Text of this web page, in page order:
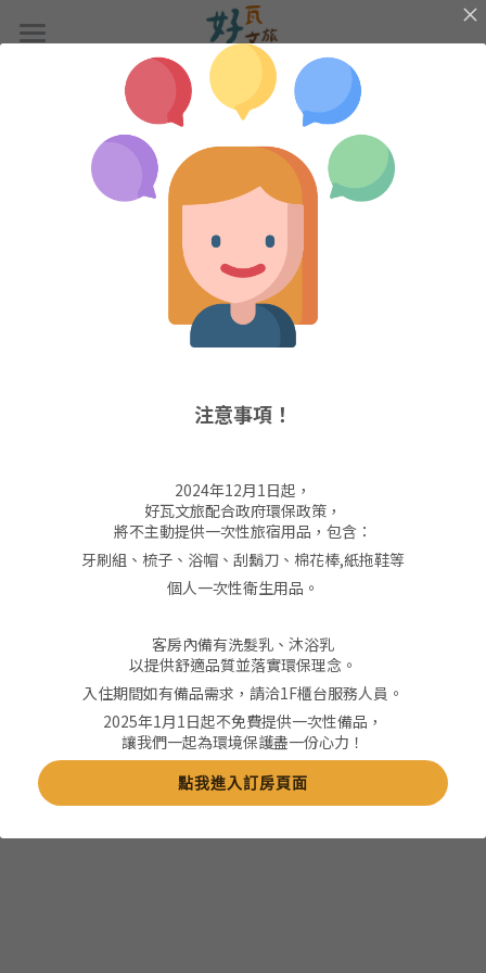
禪靜田園｜豪華加大床​
恬心蜜語｜標準雙人房
豐盛莊園｜家庭房
優惠資訊
歡聚時光．六人團體房
﹡床型：上下舖床型
﹡本房型除團體訂房外，將由本館協助安排入住房
間，敬請配合。
﹡本房型不含早餐。
×
商品分類
所有商品分類
注意事項！
2024年12月1日起，
好瓦文旅配合政府環保政策，
將不主動提供一次性旅宿用品，包含：
牙刷組、梳子、浴帽、刮鬍刀、棉花棒,紙拖鞋等
個人一次性衛生用品。
客房內備有洗髮乳、沐浴乳
以提供舒適品質並落實環保理念。
入住期間如有備品需求，請洽1F櫃台服務人員。
2025年1月1日起不免費提供一次性備品，
讓我們一起為環境保護盡一份心力！
點我進入訂房頁面